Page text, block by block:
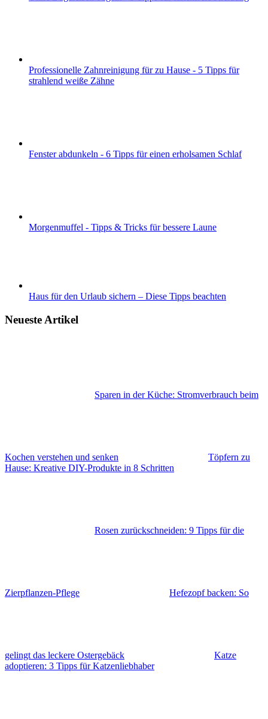
Professionelle Zahnreinigung für zu Hause - 5 Tipps für
strahlend weiße Zähne
Fenster abdunkeln - 6 Tipps für einen erholsamen Schlaf
Morgenmuffel - Tipps & Tricks für bessere Laune
Haus für den Urlaub sichern – Diese Tipps beachten
Neueste Artikel
Sparen in der Küche: Stromverbrauch beim
Kochen verstehen und senken
Töpfern zu
Hause: Kreative DIY-Produkte in 8 Schritten
Rosen zurückschneiden: 9 Tipps für die
Zierpflanzen-Pflege Hefezopf backen: So
gelingt das leckere Ostergebäck
Katze
adoptieren: 3 Tipps für Katzenliebhaber